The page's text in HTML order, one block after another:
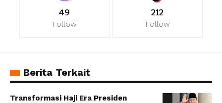
49
Follow
212
Follow
Berita Terkait
Transformasi Haji Era Presiden